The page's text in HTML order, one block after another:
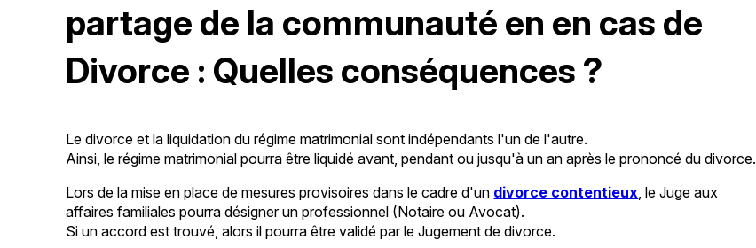
partage de la communauté en en cas de
Divorce : Quelles conséquences ?
Le divorce et la liquidation du régime matrimonial sont indépendants l'un de l'autre.
Ainsi, le régime matrimonial pourra être liquidé avant, pendant ou jusqu'à un an après le prononcé du divorce.
Lors de la mise en place de mesures provisoires dans le cadre d'un divorce contentieux , le Juge aux
affaires familiales pourra désigner un professionnel (Notaire ou Avocat).
Si un accord est trouvé, alors il pourra être validé par le Jugement de divorce.